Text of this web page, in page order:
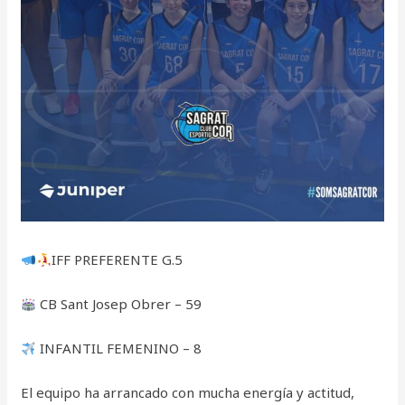
IFF PREFERENTE G.5
CB Sant Josep Obrer – 59
INFANTIL FEMENINO – 8
El equipo ha arrancado con mucha energía y actitud,